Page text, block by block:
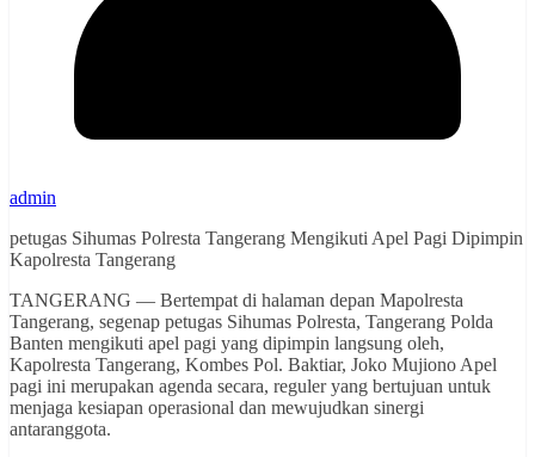
admin
petugas Sihumas Polresta Tangerang Mengikuti Apel Pagi Dipimpin
Kapolresta Tangerang
TANGERANG — Bertempat di halaman depan Mapolresta
Tangerang, segenap petugas Sihumas Polresta, Tangerang Polda
Banten mengikuti apel pagi yang dipimpin langsung oleh,
Kapolresta Tangerang, Kombes Pol. Baktiar, Joko Mujiono Apel
pagi ini merupakan agenda secara, reguler yang bertujuan untuk
menjaga kesiapan operasional dan mewujudkan sinergi
antaranggota.